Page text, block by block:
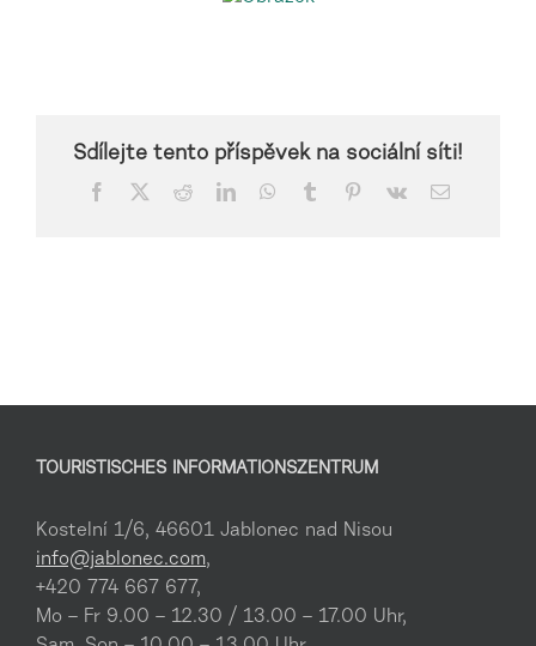
Sdílejte tento příspěvek na sociální síti!
Facebook RedditLinkedInWhatsApp
Tumblr Pinterest
Vk Email
TOURISTISCHES INFORMATIONSZENTRUM
Kostelní 1/6, 46601 Jablonec nad Nisou
info@jablonec.com,
+420 774 667 677,
Mo – Fr 9.00 – 12.30 / 13.00 – 17.00 Uhr,